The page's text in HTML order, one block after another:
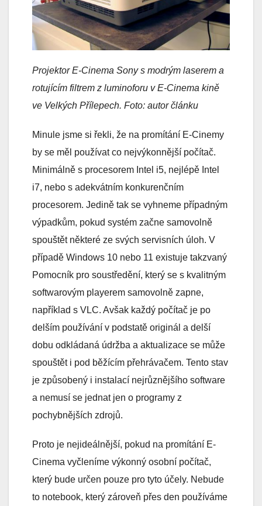
Projektor E-Cinema Sony s modrým laserem a
rotujícím filtrem z luminoforu v E-Cinema kině
ve Velkých Přílepech. Foto: autor článku
Minule jsme si řekli, že na promítání E-Cinemy
by se měl používat co nejvýkonnější počítač.
Minimálně s procesorem Intel i5, nejlépě Intel
i7, nebo s adekvátním konkurenčním
procesorem. Jedině tak se vyhneme případným
výpadkům, pokud systém začne samovolně
spouštět některé ze svých servisních úloh. V
případě Windows 10 nebo 11 existuje takzvaný
Pomocník pro soustředění, který se s kvalitným
softwarovým playerem samovolně zapne,
například s VLC. Avšak každý počítač je po
delším používání v podstatě originál a delší
dobu odkládaná údržba a aktualizace se může
spouštět i pod běžícím přehrávačem. Tento stav
je způsobený i instalací nejrůznějšího software
a nemusí se jednat jen o programy z
pochybnějších zdrojů.
Proto je nejideálnější, pokud na promítání E-
Cinema vyčleníme výkonný osobní počítač,
který bude určen pouze pro tyto účely. Nebude
to notebook, který zároveň přes den používáme